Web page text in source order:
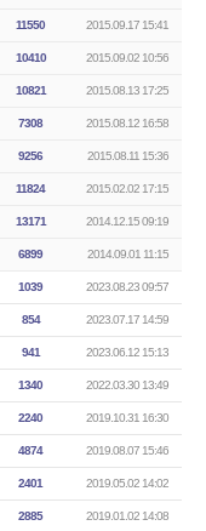
11550 2015.09.17 15:41
10410 2015.09.02 10:56
10821 2015.08.13 17:25
7308 2015.08.12 16:58
9256 2015.08.11 15:36
11824 2015.02.02 17:15
13171 2014.12.15 09:19
6899 2014.09.01 11:15
1039 2023.08.23 09:57
854 2023.07.17 14:59
941 2023.06.12 15:13
1340 2022.03.30 13:49
2240 2019.10.31 16:30
4874 2019.08.07 15:46
2401 2019.05.02 14:02
2885 2019.01.02 14:08